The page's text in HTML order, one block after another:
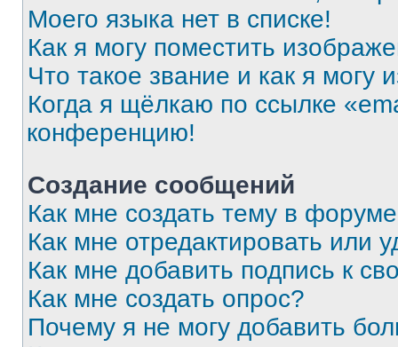
Моего языка нет в списке!
Как я могу поместить
Что такое звание и как я могу
Когда я щёлкаю по ссылке
конференцию!
Создание сообщений
Как мне создать тему в
Как мне отредактировать или
Как мне добавить подпись к
Как мне создать опрос?
Почему я не могу добавить